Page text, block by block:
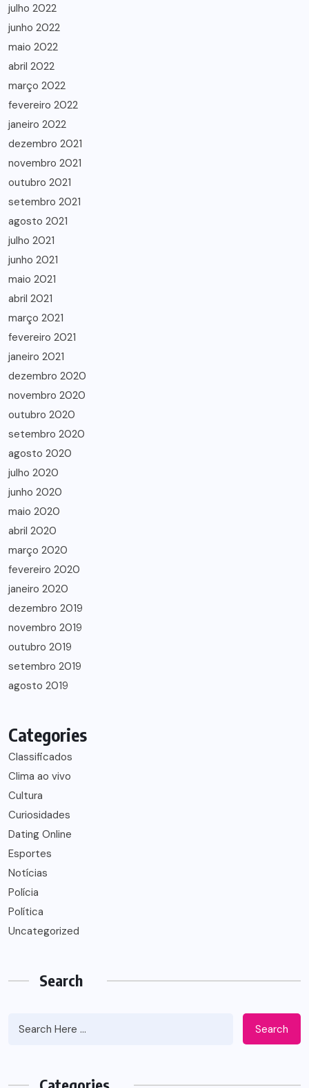
julho 2022
junho 2022
maio 2022
abril 2022
março 2022
fevereiro 2022
janeiro 2022
dezembro 2021
novembro 2021
outubro 2021
setembro 2021
agosto 2021
julho 2021
junho 2021
maio 2021
abril 2021
março 2021
fevereiro 2021
janeiro 2021
dezembro 2020
novembro 2020
outubro 2020
setembro 2020
agosto 2020
julho 2020
junho 2020
maio 2020
abril 2020
março 2020
fevereiro 2020
janeiro 2020
dezembro 2019
novembro 2019
outubro 2019
setembro 2019
agosto 2019
Categories
Classificados
Clima ao vivo
Cultura
Curiosidades
Dating Online
Esportes
Notícias
Polícia
Política
Uncategorized
Search
Search